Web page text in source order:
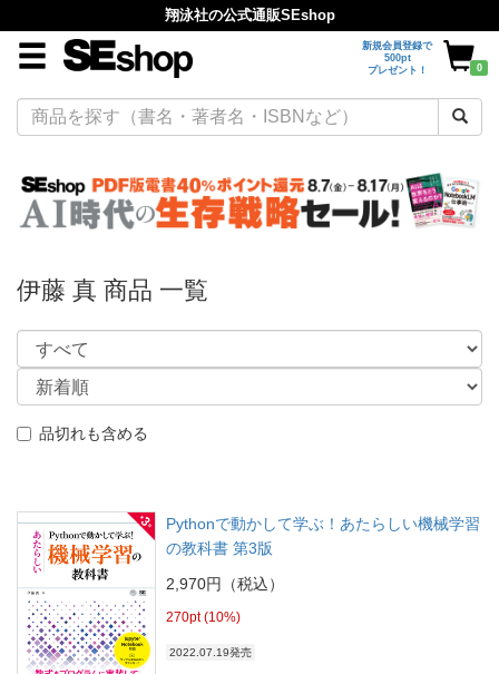
翔泳社の公式通販SEshop
新規会員登録で
500pt
プレゼント！
0
伊藤 真 商品 一覧
品切れも含める
Pythonで動かして学ぶ！あたらしい機械学習
の教科書 第3版
2,970円（税込）
270pt (10%)
2022.07.19発売